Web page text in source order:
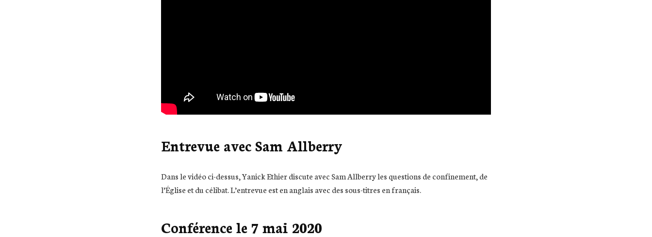
Entrevue avec Sam Allberry
Dans le vidéo ci-dessus, Yanick Ethier discute avec Sam Allberry les questions de confinement, de
l’Église et du célibat. L’entrevue est en anglais avec des sous-titres en français.
Conférence le 7 mai 2020